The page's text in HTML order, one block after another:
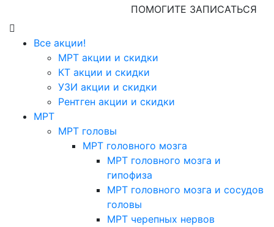
ПОМОГИТЕ ЗАПИСАТЬСЯ
Все акции!
МРТ акции и скидки
КТ акции и скидки
УЗИ акции и скидки
Рентген акции и скидки
МРТ
МРТ головы
МРТ головного мозга
МРТ головного мозга и
гипофиза
МРТ головного мозга и сосудов
головы
МРТ черепных нервов